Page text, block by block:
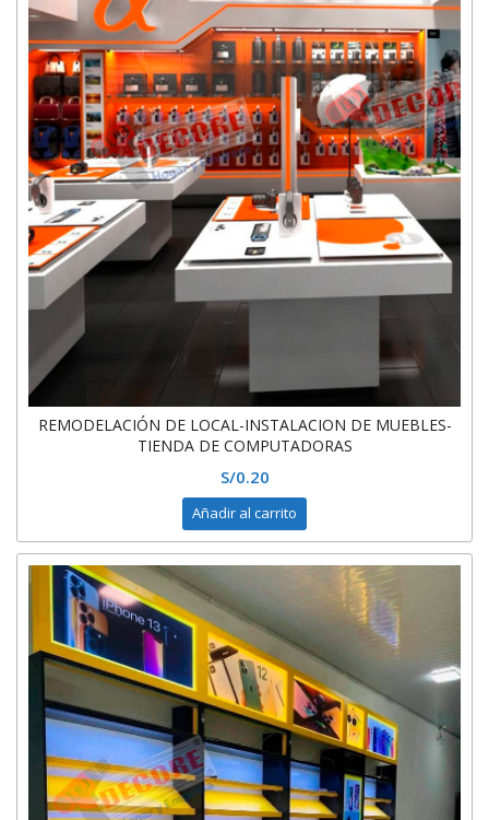
REMODELACIÓN DE LOCAL-INSTALACION DE MUEBLES-
TIENDA DE COMPUTADORAS
S/0.20
Añadir al carrito